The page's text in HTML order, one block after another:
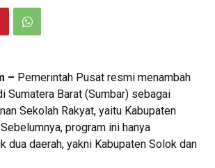
– Pemerintah Pusat resmi menambah
Sumatera Barat (Sumbar) sebagai
Sekolah Rakyat, yaitu Kabupaten
program ini hanya
dua daerah, yakni Kabupaten Solok dan